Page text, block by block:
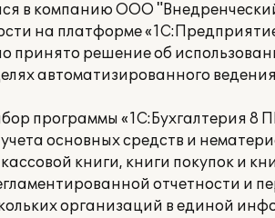
в компанию ООО
на платформе
принято решение об
автоматизированного
программы «1С:Бухгалтерия 8
основных средств и
книги, книги покупок и
отчетности и
организаций в единой